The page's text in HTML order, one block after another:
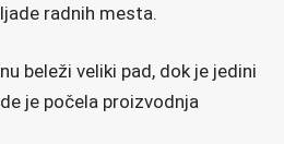
radnih mesta.
beleži veliki pad, dok je jedini
je počela proizvodnja